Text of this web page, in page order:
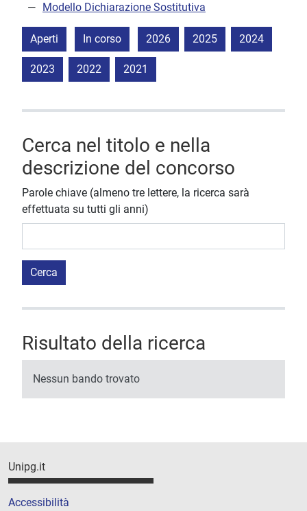
Modello Dichiarazione Sostitutiva
Aperti In corso 2026 2025 2024
2023 2022 2021
Cerca nel titolo e nella
descrizione del concorso
Parole chiave (almeno tre lettere, la ricerca sarà
effettuata su tutti gli anni)
Cerca
Risultato della ricerca
Nessun bando trovato
Unipg.it
Accessibilità